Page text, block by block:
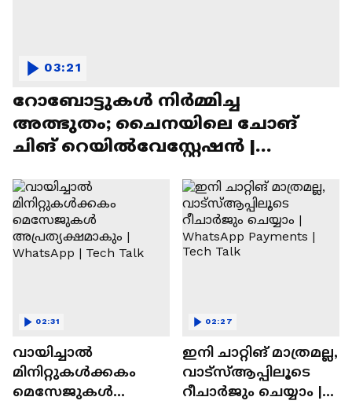
റോബോട്ടുകൾ നിർമ്മിച്ച
അത്ഭുതം; ചൈനയിലെ ചോങ്
ചിങ് റെയിൽവേസ്റ്റേഷൻ |
03:21
വായിച്ചാൽ
മിനിറ്റുകൾക്കകം
മെസേജുകള്‍
02:31
ഇനി ചാറ്റിങ് മാത്രമല്ല,
വാട്‌സ്‌ആപ്പിലൂടെ
റീചാർജും ചെയ്യാം |
02:27